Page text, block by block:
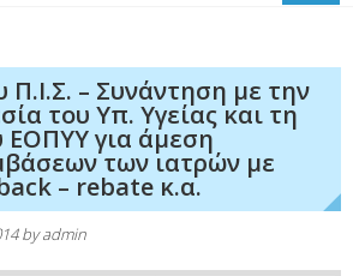
Π.Ι.Σ. – Συνάντηση με την
του Υπ. Υγείας και τη
ΕΟΠΥΥ για άμεση
των ιατρών με
– rebate κ.α.
byadmin